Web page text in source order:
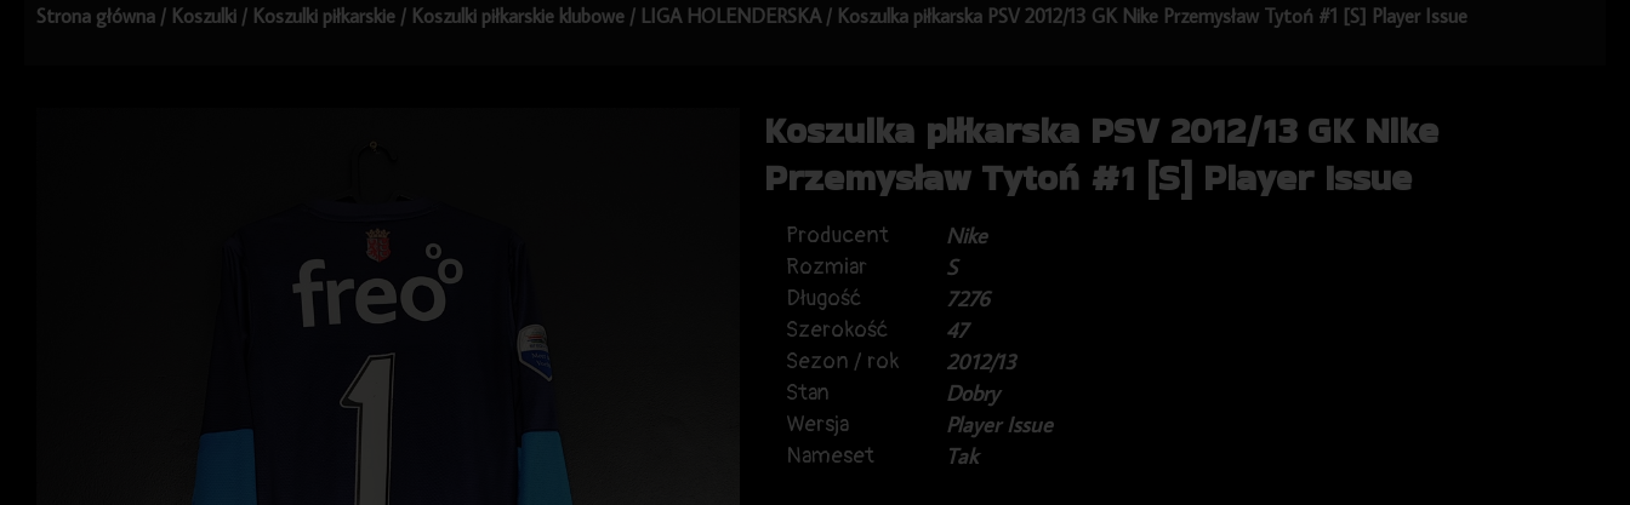
Strona główna / Koszulki / Koszulki piłkarskie / Koszulki piłkarskie klubowe / LIGA HOLENDERSKA / Koszulka piłkarska PSV 2012/13 GK Nike Przemysław Tytoń #1 [S] Player Issue
Koszulka piłkarska PSV 2012/13 GK Nike
Przemysław Tytoń #1 [S] Player Issue
Producent
Nike
Rozmiar
S
Długość
7276
Szerokość
47
Sezon / rok
2012/13
Stan
Dobry
Wersja
Player Issue
Nameset
Tak